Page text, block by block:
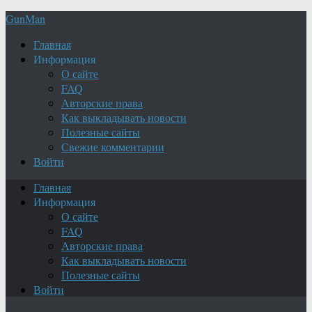
GunMan
Главная
Информация
О сайте
FAQ
Авторские права
Как выкладывать новости
Полезные сайты
Свежие комментарии
Войти
Главная
Информация
О сайте
FAQ
Авторские права
Как выкладывать новости
Полезные сайты
Войти